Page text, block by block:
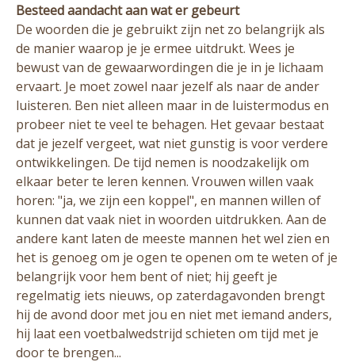
Besteed aandacht aan wat er gebeurt
De woorden die je gebruikt zijn net zo belangrijk als
de manier waarop je je ermee uitdrukt. Wees je
bewust van de gewaarwordingen die je in je lichaam
ervaart. Je moet zowel naar jezelf als naar de ander
luisteren. Ben niet alleen maar in de luistermodus en
probeer niet te veel te behagen. Het gevaar bestaat
dat je jezelf vergeet, wat niet gunstig is voor verdere
ontwikkelingen. De tijd nemen is noodzakelijk om
elkaar beter te leren kennen. Vrouwen willen vaak
horen: "ja, we zijn een koppel", en mannen willen of
kunnen dat vaak niet in woorden uitdrukken. Aan de
andere kant laten de meeste mannen het wel zien en
het is genoeg om je ogen te openen om te weten of je
belangrijk voor hem bent of niet; hij geeft je
regelmatig iets nieuws, op zaterdagavonden brengt
hij de avond door met jou en niet met iemand anders,
hij laat een voetbalwedstrijd schieten om tijd met je
door te brengen...